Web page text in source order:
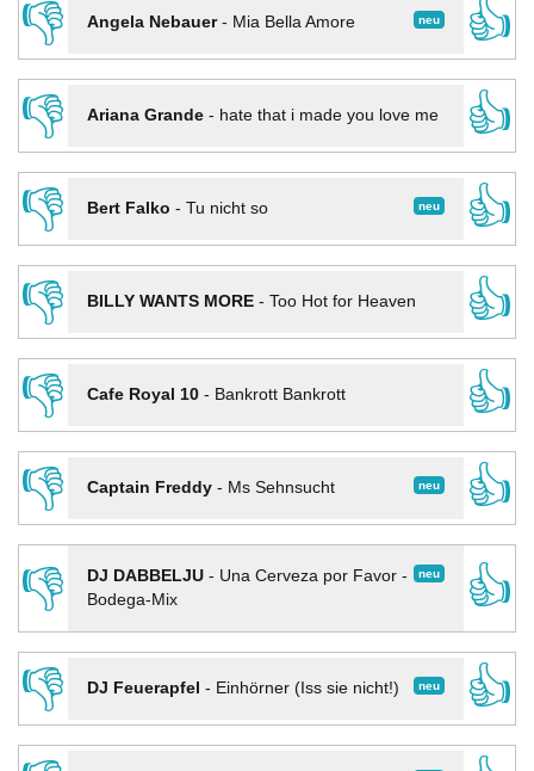
👎 neu
Angela Nebauer- Mia Bella Amore
👍
👎
Ariana Grande- hate that i made you love me
👍
👎
neu
Bert Falko - Tu nicht so
👍
👎
BILLY WANTS MORE- Too Hot for Heaven
👍
👎
Cafe Royal 10- Bankrott Bankrott
👍
👎
neu
Captain Freddy- Ms Sehnsucht
👍
👎
neu
DJ DABBELJU- Una Cerveza por Favor -
Bodega-Mix
👍
👎
neu
DJ Feuerapfel - Einhörner (Iss sie nicht!)
👍